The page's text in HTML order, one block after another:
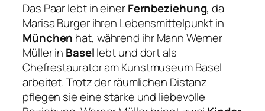
Das Paar lebt in einerFernbeziehung, da
Marisa Burger ihren Lebensmittelpunkt in
München hat, während ihr Mann Werner
Müller in Basellebt und dort als
Chefrestaurator am Kunstmuseum Basel
arbeitet. Trotz der räumlichen Distanz
pflegen sie eine starke und liebevolle